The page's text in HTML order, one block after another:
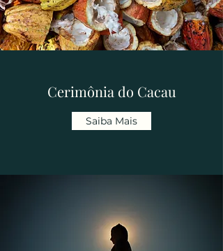
Cerimônia do Cacau
Saiba Mais